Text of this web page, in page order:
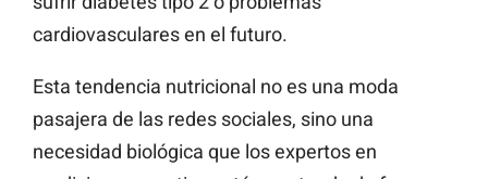
cardiovasculares en el futuro.
Esta tendencia nutricional no es una moda
pasajera de las redes sociales, sino una
necesidad biológica que los expertos en